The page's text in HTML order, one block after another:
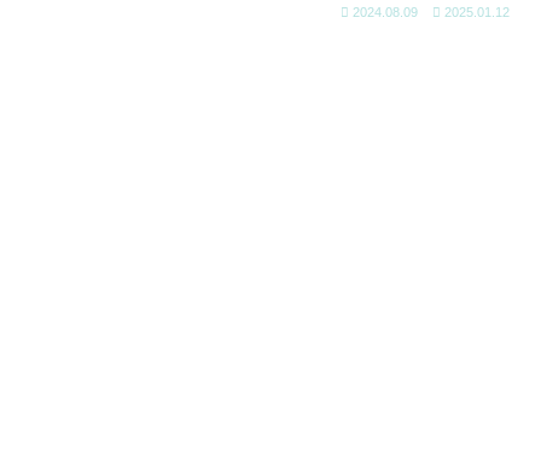
2024.08.09 2025.01.12